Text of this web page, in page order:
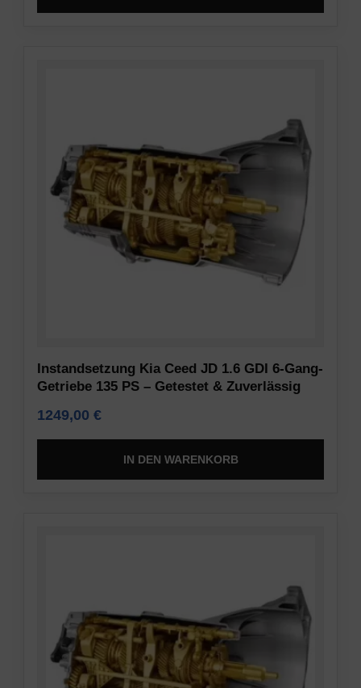
Instandsetzung Kia Ceed JD 1.6 GDI 6-Gang-
Getriebe 135 PS – Getestet & Zuverlässig
1249,00 €
IN DEN WARENKORB